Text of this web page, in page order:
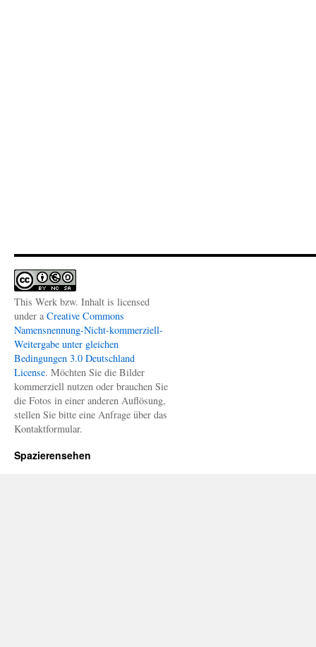
This Werk bzw. Inhalt is licensed
under a Creative Commons
Namensnennung-Nicht-kommerziell-
Weitergabe unter gleichen
Bedingungen 3.0 Deutschland
License. Möchten Sie die Bilder
kommerziell nutzen oder brauchen Sie
die Fotos in einer anderen Auflösung,
stellen Sie bitte eine Anfrage über das
Kontaktformular.
Spazierensehen